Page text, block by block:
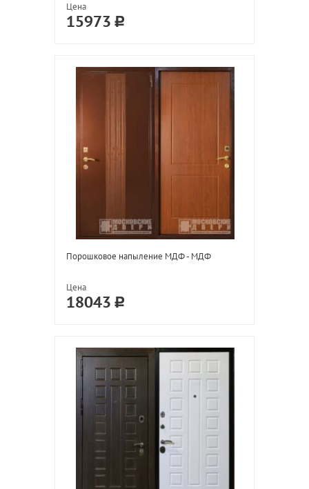
Цена
15973
Порошковое напыление МДФ - МДФ
Цена
18043